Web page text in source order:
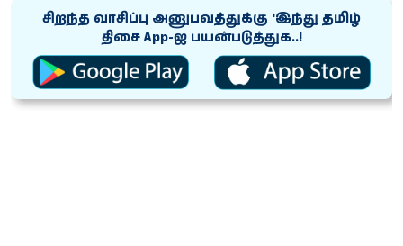
சிறந்த வாசிப்பு அனுபவத்துக்கு ‘இந்து தமிழ்
திசை App-ஐ பயன்படுத்துக..!